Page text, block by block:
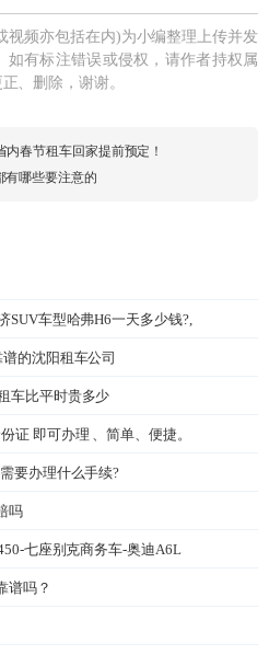
视频亦包括在内)为小编整理上传并发
如有标注错误或侵权，请作者持权属
、删除，谢谢。
春节租车回家提前预定！
有哪些要注意的
SUV车型哈弗H6一天多少钱?,
的沈阳租车公司
车比平时贵多少
证 即可办理 、简单、便捷。
要办理什么手续?
吗
七座别克商务车-奥迪A6L
谱吗？